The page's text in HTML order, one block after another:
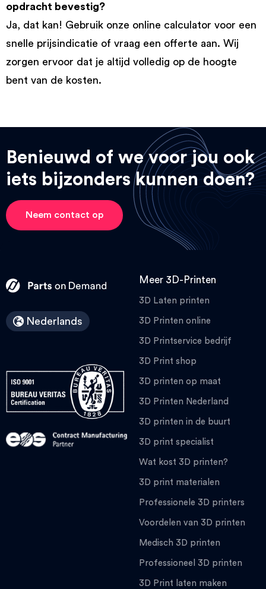
opdracht bevestig?
Ja, dat kan! Gebruik onze online calculator voor een
snelle prijsindicatie of vraag een offerte aan. Wij
zorgen ervoor dat je altijd volledig op de hoogte
bent van de kosten.
Benieuwd of we voor jou ook
iets bijzonders kunnen doen?
Neem contact op
Nederlands
Meer 3D-Printen
3D Laten printen
3D Printen online
3D Printservice bedrijf
3D Print shop
3D printen op maat
3D Printen Nederland
3D printen in de buurt
3D print specialist
Wat kost 3D printen?
3D print materialen
Professionele 3D printers
Voordelen van 3D printen
Medisch 3D printen
Professioneel 3D printen
3D Print laten maken